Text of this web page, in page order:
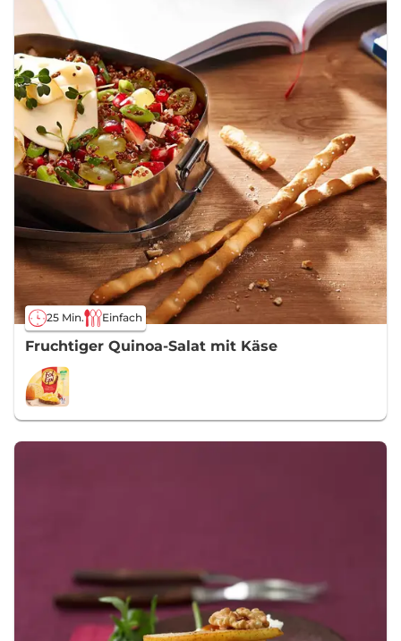
25 Min. Einfach
Fruchtiger Quinoa-Salat mit Käse